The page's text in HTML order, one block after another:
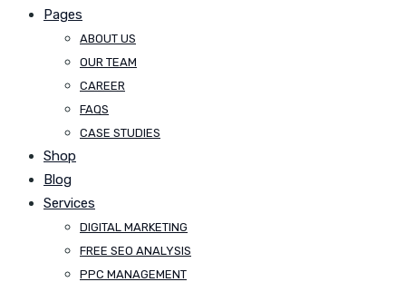
Pages
ABOUT US
OUR TEAM
CAREER
FAQS
CASE STUDIES
Shop
Blog
Services
DIGITAL MARKETING
FREE SEO ANALYSIS
PPC MANAGEMENT